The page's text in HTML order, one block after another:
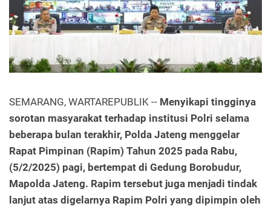
SEMARANG, WARTAREPUBLIK -- Menyikapi tingginya
sorotan masyarakat terhadap institusi Polri selama
beberapa bulan terakhir, Polda Jateng menggelar
Rapat Pimpinan (Rapim) Tahun 2025 pada Rabu,
(5/2/2025) pagi, bertempat di Gedung Borobudur,
Mapolda Jateng. Rapim tersebut juga menjadi tindak
lanjut atas digelarnya Rapim Polri yang dipimpin oleh